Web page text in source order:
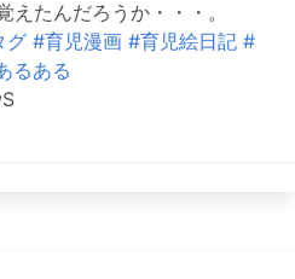
えたんだろうか・・・。
グ #育児漫画 #育児絵日記 #
るある